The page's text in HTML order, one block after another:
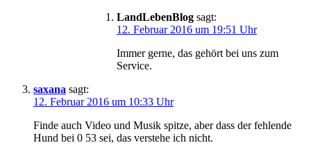
LandLebenBlog sagt:
12. Februar 2016 um 19:51 Uhr
Immer gerne, das gehört bei uns zum
Service.
saxana sagt:
12. Februar 2016 um 10:33 Uhr
Finde auch Video und Musik spitze, aber dass der fehlende
Hund bei 0 53 sei, das verstehe ich nicht.